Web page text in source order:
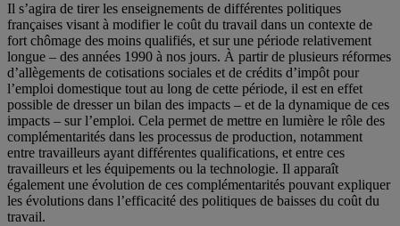
Il s’agira de tirer les enseignements de différentes politiques
françaises visant à modifier le coût du travail dans un contexte de
fort chômage des moins qualifiés, et sur une période relativement
longue – des années 1990 à nos jours. À partir de plusieurs réformes
d’allègements de cotisations sociales et de crédits d’impôt pour
l’emploi domestique tout au long de cette période, il est en effet
possible de dresser un bilan des impacts – et de la dynamique de ces
impacts – sur l’emploi. Cela permet de mettre en lumière le rôle des
complémentarités dans les processus de production, notamment
entre travailleurs ayant différentes qualifications, et entre ces
travailleurs et les équipements ou la technologie. Il apparaît
également une évolution de ces complémentarités pouvant expliquer
les évolutions dans l’efficacité des politiques de baisses du coût du
travail.